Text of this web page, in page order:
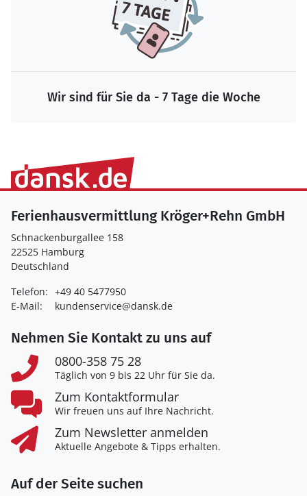
Wir sind für Sie da - 7 Tage die Woche
Ferienhausvermittlung Kröger+Rehn GmbH
Schnackenburgallee 158
22525 Hamburg
Deutschland
Telefon: +49 40 5477950
E-Mail:
kundenservice@dansk.de
Nehmen Sie Kontakt zu uns auf
0800-358 75 28
Täglich von 9 bis 22 Uhr für Sie da.
Zum Kontaktformular
Wir freuen uns auf Ihre Nachricht.
Zum Newsletter anmelden
Aktuelle Angebote & Tipps erhalten.
Auf der Seite suchen